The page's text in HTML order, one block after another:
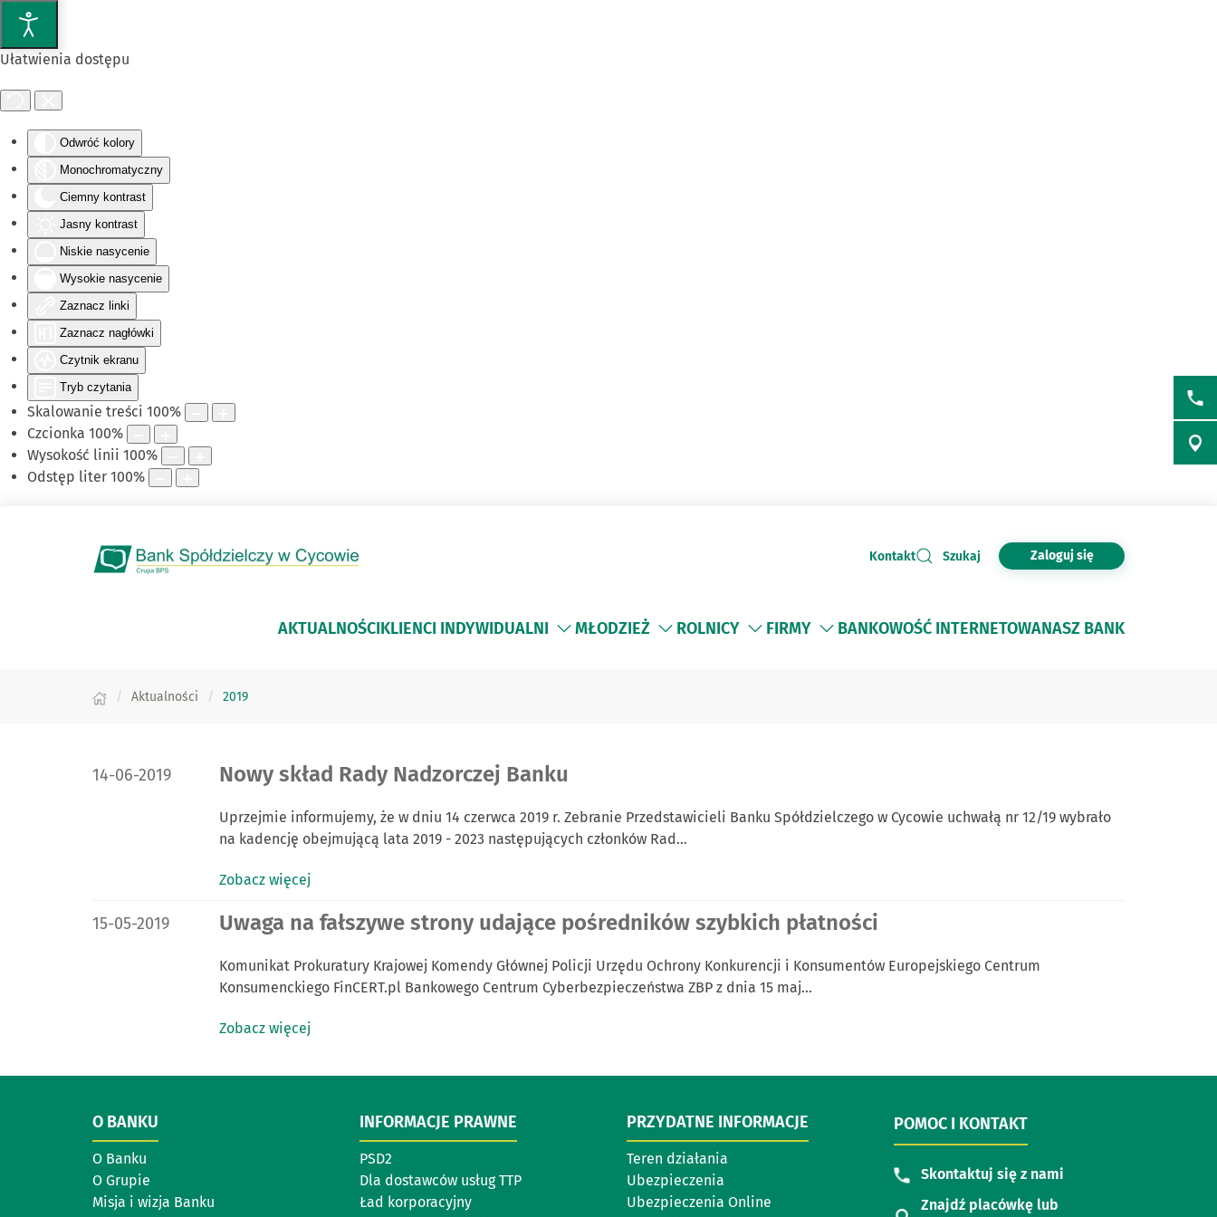
Ułatwienia dostępu
Odwróć kolory
Monochromatyczny
Ciemny kontrast
Jasny kontrast
Niskie nasycenie
Wysokie nasycenie
Zaznacz linki
Zaznacz nagłówki
Czytnik ekranu
Tryb czytania
Skalowanie treści 100%
Czcionka 100%
Wysokość linii 100%
Odstęp liter 100%
Przejdź do głównej treści
Kontakt Szukaj Zaloguj się
AKTUALNOŚCIKLIENCI INDYWIDUALNI MŁODZIEŻ ROLNICY FIRMY BANKOWOŚĆ INTERNETOWANASZ BANK
Aktualności 2019
DATA PUBLIKACJI:
14-06-2019 Nowy skład Rady Nadzorczej Banku
Uprzejmie informujemy, że w dniu 14 czerwca 2019 r. Zebranie Przedstawicieli Banku Spółdzielczego w Cycowie uchwałą nr 12/19 wybrało
na kadencję obejmującą lata 2019 - 2023 następujących członków Rad…
Zobacz więcej
DATA PUBLIKACJI:
15-05-2019 Uwaga na fałszywe strony udające pośredników szybkich płatności
Komunikat Prokuratury Krajowej Komendy Głównej Policji Urzędu Ochrony Konkurencji i Konsumentów Europejskiego Centrum
Konsumenckiego FinCERT.pl Bankowego Centrum Cyberbezpieczeństwa ZBP z dnia 15 maj…
Zobacz więcej
O BANKU
O Banku
O Grupie
Misja i wizja Banku
INFORMACJE PRAWNE
PSD2
Dla dostawców usług TTP
Ład korporacyjny
PRZYDATNE INFORMACJE
Teren działania
Ubezpieczenia
Ubezpieczenia Online
POMOC I KONTAKT
Skontaktuj się z nami
Znajdź placówkę lub